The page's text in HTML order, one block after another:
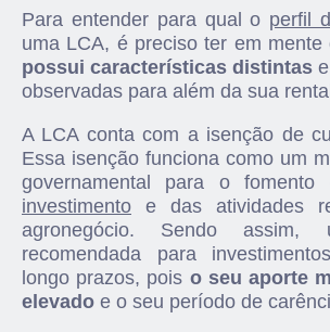
Para entender para qual o perfil
uma LCA, é preciso ter em mente
possui características distintas
observadas para além da sua
A LCA conta com a isenção de
Essa isenção funciona como um
governamental para o
investimento e das atividades
agronegócio. Sendo
recomendada para
longo prazos, pois o seu aporte
elevado e o seu período de